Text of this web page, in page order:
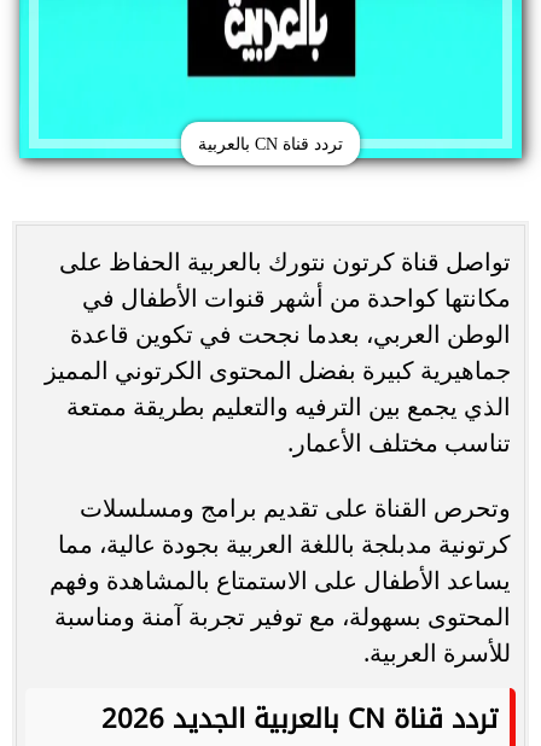
تردد قناة CN بالعربية
تواصل قناة كرتون نتورك بالعربية الحفاظ على
مكانتها كواحدة من أشهر قنوات الأطفال في
الوطن العربي، بعدما نجحت في تكوين قاعدة
جماهيرية كبيرة بفضل المحتوى الكرتوني المميز
الذي يجمع بين الترفيه والتعليم بطريقة ممتعة
تناسب مختلف الأعمار.
وتحرص القناة على تقديم برامج ومسلسلات
كرتونية مدبلجة باللغة العربية بجودة عالية، مما
يساعد الأطفال على الاستمتاع بالمشاهدة وفهم
المحتوى بسهولة، مع توفير تجربة آمنة ومناسبة
للأسرة العربية.
تردد قناة CN بالعربية الجديد 2026